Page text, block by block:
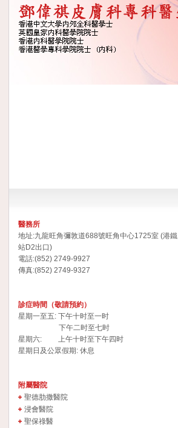
醫務所
地址:九龍旺角彌敦道688號旺角中心1725室 (港鐵
站D2出口)
電話:(852) 2749-9927
傳真:(852) 2749-9327
診症時間（敬請預約）
星期一至五: 下午十时至一时
下午二时至七时
星期六: 上午十时至下午四时
星期日及公眾假期: 休息
附屬醫院
聖德肋撒醫院
浸會醫院
聖保祿醫